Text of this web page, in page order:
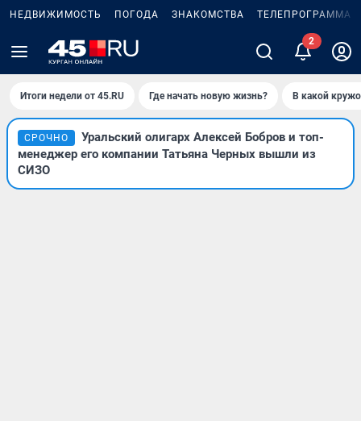
НЕДВИЖИМОСТЬ ПОГОДА ЗНАКОМСТВА ТЕЛЕПРОГРАММА
2
Итоги недели от 45.RU Где начать новую жизнь? В какой
СРОЧНО
Уральский олигарх Алексей Бобров и топ-
менеджер его компании Татьяна Черных вышли из
СИЗО